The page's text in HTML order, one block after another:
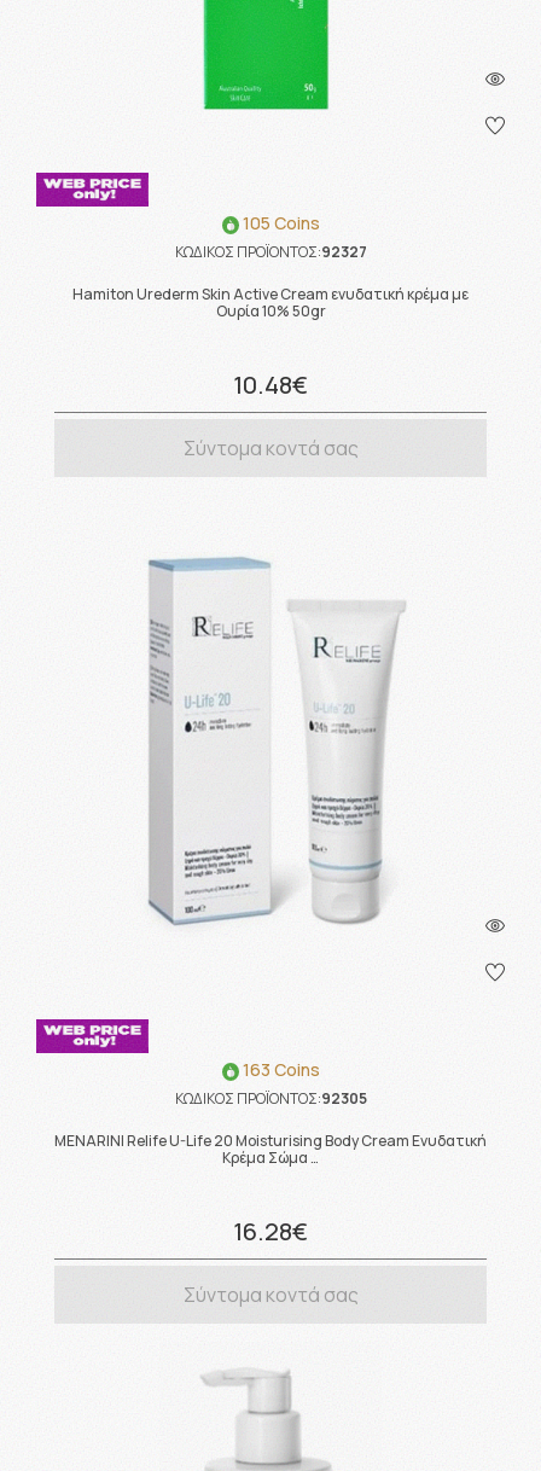
105 Coins
ΚΩΔΙΚΟΣ ΠΡΟΪΟΝΤΟΣ:92327
Hamiton Urederm Skin Active Cream ενυδατική κρέμα με
Ουρία 10% 50gr
10.48€
Σύντομα κοντά σας
163 Coins
ΚΩΔΙΚΟΣ ΠΡΟΪΟΝΤΟΣ:92305
MENARINI Relife U-Life 20 Moisturising Body Cream Ενυδατική
Κρέμα Σώμα …
16.28€
Σύντομα κοντά σας